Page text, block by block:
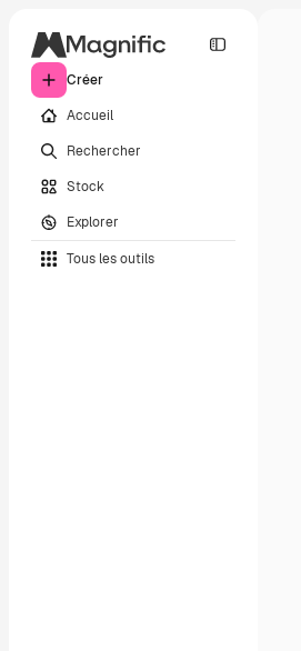
Créer
Accueil
Rechercher
Stock
Explorer
Tous les outils